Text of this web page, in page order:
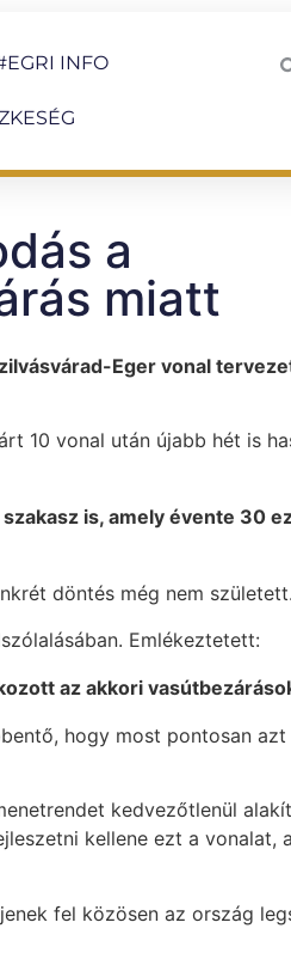
INFO
a
miatt
Eger vonal
10 vonal után újabb hét is
is, amely évente 30
döntés még nem született.
Emlékeztetett:
az akkori
hogy most pontosan azt
kedvezőtlenül
kellene ezt a vonalat,
fel közösen az ország